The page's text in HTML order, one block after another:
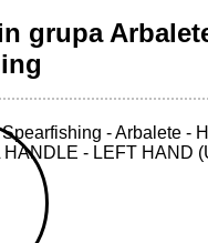
grupa
ANATOMICAL
HAND (UNIT)